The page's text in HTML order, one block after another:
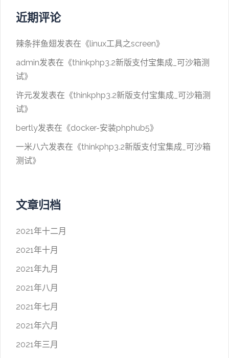
近期评论
辣条拌鱼翅发表在《linux工具之screen》
admin发表在《thinkphp3.2新版支付宝集成_可沙箱测
试》
许元发发表在《thinkphp3.2新版支付宝集成_可沙箱测
试》
bertly发表在《docker-安装phphub5》
一米八六发表在《thinkphp3.2新版支付宝集成_可沙箱
测试》
文章归档
2021年十二月
2021年十月
2021年九月
2021年八月
2021年七月
2021年六月
2021年三月